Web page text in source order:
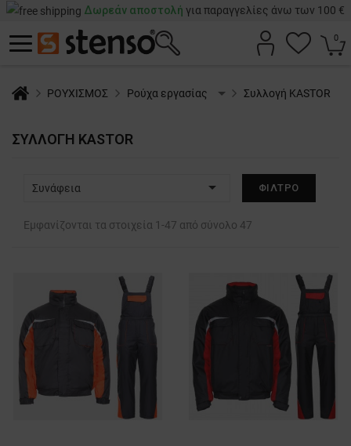
Δωρεάν αποστολή για παραγγελίες άνω των 100 €
0
ΡΟΥΧΙΣΜΟΣ Ρούχα εργασίας Συλλογή KASTOR
ΣΥΛΛΟΓΉ KASTOR
Συνάφεια  ΦΊΛΤΡΟ
Εμφανίζονται τα στοιχεία 1-47 από σύνολο 47